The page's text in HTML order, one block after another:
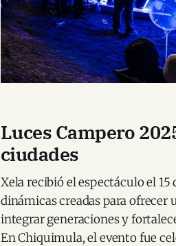
Luces Campero
ciudades
Xela recibió el espectáculo el
dinámicas creadas para ofrecer
integrar generaciones y
En Chiquimula, el evento fue